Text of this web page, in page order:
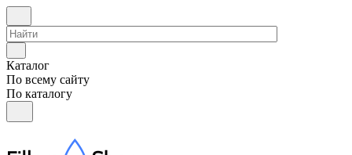
Каталог
По всему сайту
По каталогу